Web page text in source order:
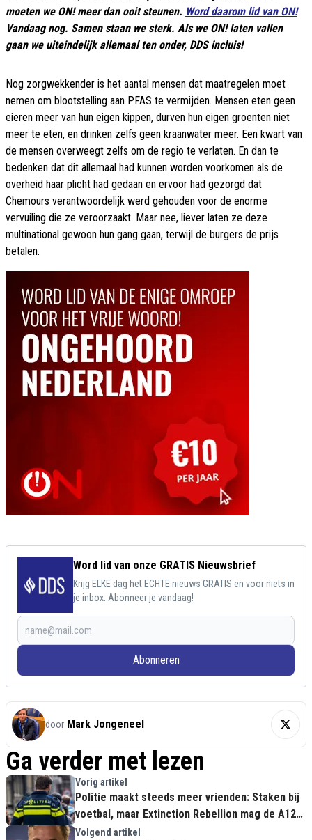
moeten we ON! meer dan ooit steunen. Word daarom lid van ON!
Vandaag nog. Samen staan we sterk. Als we ON! laten vallen
gaan we uiteindelijk allemaal ten onder, DDS incluis!
Nog zorgwekkender is het aantal mensen dat maatregelen moet
nemen om blootstelling aan PFAS te vermijden. Mensen eten geen
eieren meer van hun eigen kippen, durven hun eigen groenten niet
meer te eten, en drinken zelfs geen kraanwater meer. Een kwart van
de mensen overweegt zelfs om de regio te verlaten. En dan te
bedenken dat dit allemaal had kunnen worden voorkomen als de
overheid haar plicht had gedaan en ervoor had gezorgd dat
Chemours verantwoordelijk werd gehouden voor de enorme
vervuiling die ze veroorzaakt. Maar nee, liever laten ze deze
multinational gewoon hun gang gaan, terwijl de burgers de prijs
betalen.
Word lid van onze GRATIS Nieuwsbrief
Krijg ELKE dag het ECHTE nieuws GRATIS en voor niets in
je inbox. Abonneer je vandaag!
Abonneren
door Mark Jongeneel
Ga verder met lezen
Vorig artikel
Politie maakt steeds meer vrienden: Staken bij
voetbal, maar Extinction Rebellion mag de A12
blokkeren!
Volgend artikel